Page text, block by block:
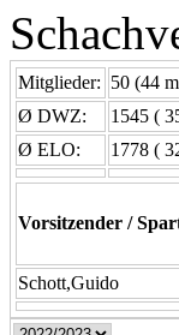
Mitglieder: 50 (44
Ø DWZ:
1545 (
Ø ELO:
1778 (
Vorsitzender /
Schott,Guido